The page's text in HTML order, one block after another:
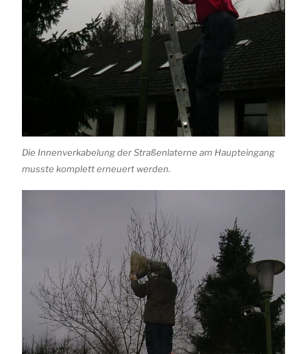
Die Innenverkabelung der Straßenlaterne am Haupteingang
musste komplett erneuert werden.